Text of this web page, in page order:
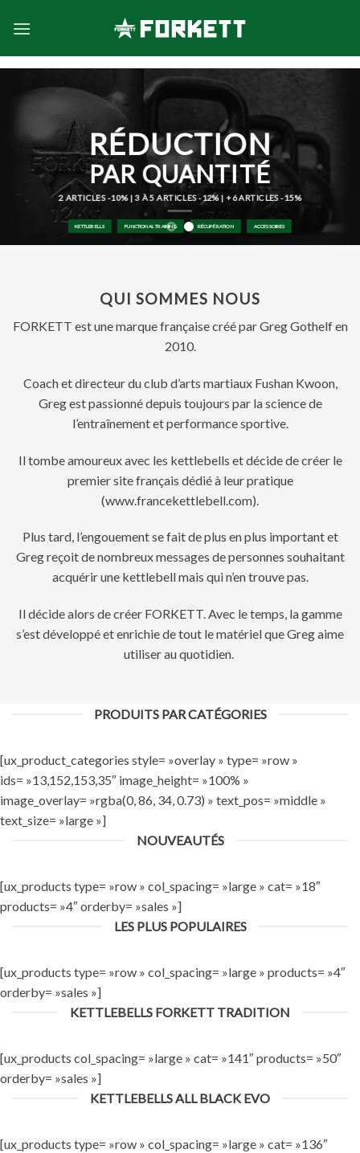
RÉDUCTION
PAR QUANTITÉ
2 ARTICLES -10% | 3 À 5 ARTICLES -12% | +6 ARTICLES -15%
KETTLEBELLS FUNCTIONAL TRAINING RÉCUPÉRATION ACCESSOIRES
QUI SOMMES NOUS
FORKETT est une marque française créé par Greg Gothelf en
2010.
Coach et directeur du club d’arts martiaux Fushan Kwoon,
Greg est passionné depuis toujours par la science de
l’entraînement et performance sportive.
Il tombe amoureux avec les kettlebells et décide de créer le
premier site français dédié à leur pratique
(www.francekettlebell.com).
Plus tard, l’engouement se fait de plus en plus important et
Greg reçoit de nombreux messages de personnes souhaitant
acquérir une kettlebell mais qui n’en trouve pas.
Il décide alors de créer FORKETT. Avec le temps, la gamme
s’est développé et enrichie de tout le matériel que Greg aime
utiliser au quotidien.
PRODUITS PAR CATÉGORIES
[ux_product_categories style= »overlay » type= »row »
ids= »13,152,153,35″ image_height= »100% »
image_overlay= »rgba(0, 86, 34, 0.73) » text_pos= »middle »
text_size= »large »]
NOUVEAUTÉS
[ux_products type= »row » col_spacing= »large » cat= »18″
products= »4″ orderby= »sales »]
LES PLUS POPULAIRES
[ux_products type= »row » col_spacing= »large » products= »4″
orderby= »sales »]
KETTLEBELLS FORKETT TRADITION
[ux_products col_spacing= »large » cat= »141″ products= »50″
orderby= »sales »]
KETTLEBELLS ALL BLACK EVO
[ux_products type= »row » col_spacing= »large » cat= »136″